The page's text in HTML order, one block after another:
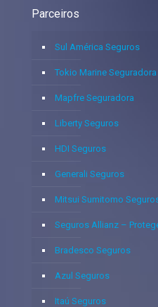
Parceiros
Sul América Seguros
Tokio Marine Seguradora
Mapfre Seguradora
Liberty Seguros
HDI Seguros
Generali Seguros
Mitsui Sumitomo
Seguros Allianz –
Bradesco Seguros
Azul Seguros
Itaú Seguros